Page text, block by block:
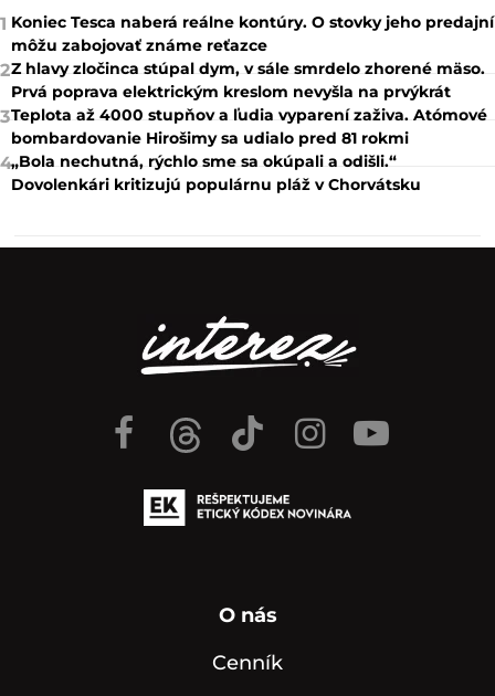
1 Koniec Tesca naberá reálne kontúry. O stovky jeho predajní
môžu zabojovať známe reťazce
2Z hlavy zločinca stúpal dym, v sále smrdelo zhorené mäso.
Prvá poprava elektrickým kreslom nevyšla na prvýkrát
3Teplota až 4000 stupňov a ľudia vyparení zaživa. Atómové
bombardovanie Hirošimy sa udialo pred 81 rokmi
4„Bola nechutná, rýchlo sme sa okúpali a odišli.“
Dovolenkári kritizujú populárnu pláž v Chorvátsku
O nás
Cenník